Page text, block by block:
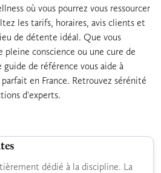
où vous pourrez vous ressourcer
les tarifs, horaires, avis clients et
de détente idéal. Que vous
conscience ou une cure de
de référence vous aide à
en France. Retrouvez sérénité
d'experts.
dédié à la discipline. La